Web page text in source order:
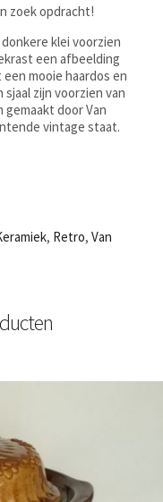
zoek opdracht!
klei voorzien
een afbeelding
mooie haardos en
zijn voorzien van
gemaakt door Van
vintage staat.
, Retro, Van